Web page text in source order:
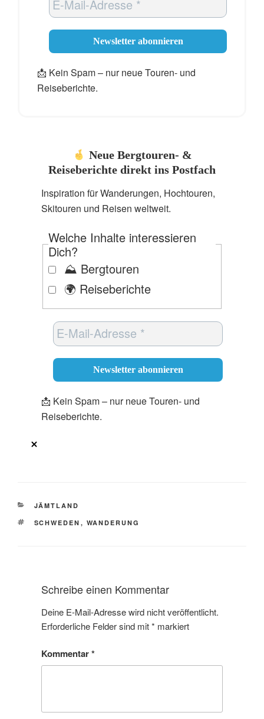
📩 Kein Spam – nur neue Touren- und
Reiseberichte.
Neue Bergtouren- &
Reiseberichte direkt ins Postfach
Inspiration für Wanderungen, Hochtouren,
Skitouren und Reisen weltweit.
Welche Inhalte interessieren
Dich?
⛰️ Bergtouren
🌍 Reiseberichte
📩 Kein Spam – nur neue Touren- und
Reiseberichte.
JÄMTLAND
SCHWEDEN , WANDERUNG
Schreibe einen Kommentar
Deine E-Mail-Adresse wird nicht veröffentlicht.
Erforderliche Felder sind mit* markiert
Kommentar*